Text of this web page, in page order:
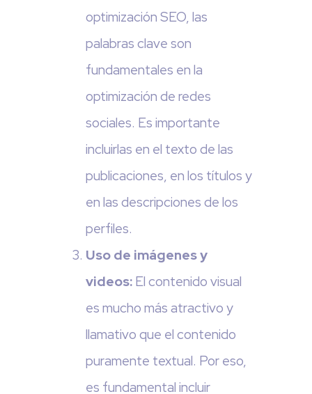
optimización SEO, las
palabras clave son
fundamentales en la
optimización de redes
sociales. Es importante
incluirlas en el texto de las
publicaciones, en los títulos y
en las descripciones de los
perfiles.
Uso de imágenes y
videos:El contenido visual
es mucho más atractivo y
llamativo que el contenido
puramente textual. Por eso,
es fundamental incluir